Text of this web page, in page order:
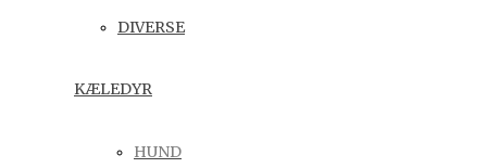
DIVERSE
KÆLEDYR
HUND